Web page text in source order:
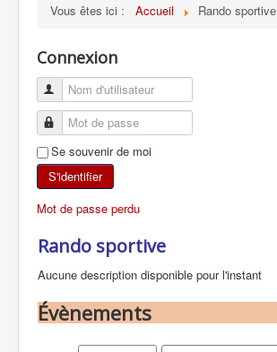
ESCALADE
ALPINISME
SKI DE RANDONNÉE
RANDONNÉE PÉDESTRE
Vous êtes ici : Accueil Rando sportive
Connexion
Se souvenir de moi
S'identifier
Mot de passe perdu
Rando sportive
Aucune description disponible pour l'instant
Évènements